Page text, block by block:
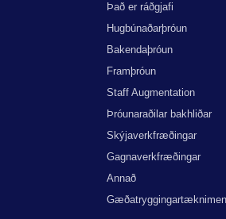
Það er ráðgjafi
Hugbúnaðarþróun
Bakendaþróun
Framþróun
Staff Augmentation
Þróunaraðilar bakhliðar
Skýjaverkfræðingar
Gagnaverkfræðingar
Annað